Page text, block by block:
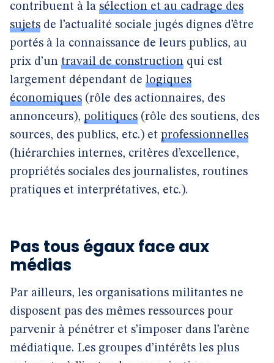
contribuent à la sélection et au cadrage des
sujets de l’actualité sociale jugés dignes d’être
portés à la connaissance de leurs publics, au
prix d’un travail de construction qui est
largement dépendant de logiques
économiques (rôle des actionnaires, des
annonceurs), politiques (rôle des soutiens, des
sources, des publics, etc.) et professionnelles
(hiérarchies internes, critères d’excellence,
propriétés sociales des journalistes, routines
pratiques et interprétatives, etc.).
Pas tous égaux face aux
médias
Par ailleurs, les organisations militantes ne
disposent pas des mêmes ressources pour
parvenir à pénétrer et s’imposer dans l’arène
médiatique. Les groupes d’intérêts les plus